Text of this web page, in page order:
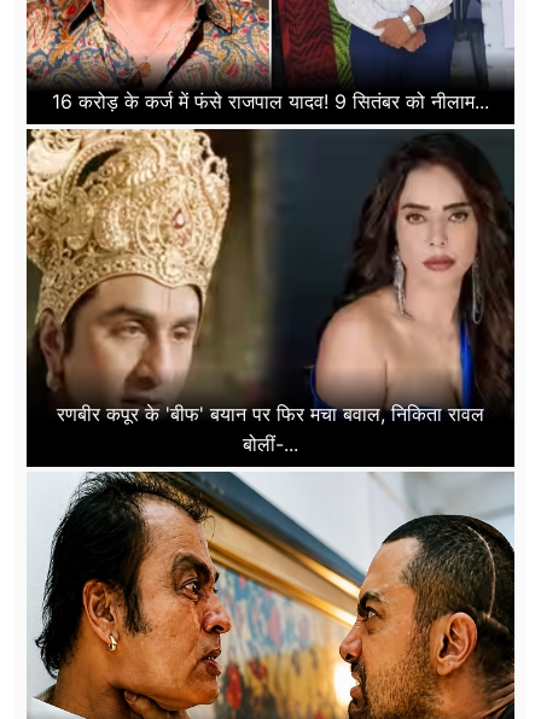
16 करोड़ के कर्ज में फंसे राजपाल यादव! 9 सितंबर को नीलाम...
रणबीर कपूर के 'बीफ' बयान पर फिर मचा बवाल, निकिता रावल
बोलीं-...